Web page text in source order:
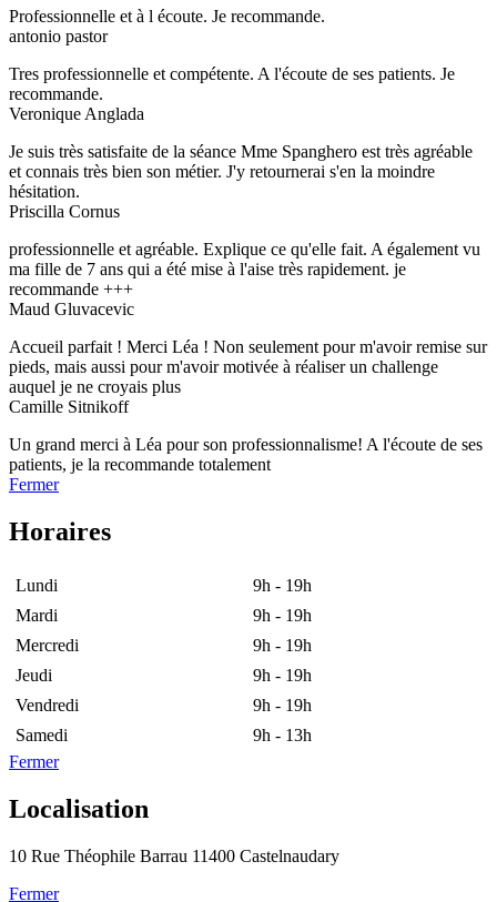
Professionnelle et à l écoute. Je recommande.
antonio pastor
Tres professionnelle et compétente. A l'écoute de ses patients. Je
recommande.
Veronique Anglada
Je suis très satisfaite de la séance Mme Spanghero est très agréable
et connais très bien son métier. J'y retournerai s'en la moindre
hésitation.
Priscilla Cornus
professionnelle et agréable. Explique ce qu'elle fait. A également vu
ma fille de 7 ans qui a été mise à l'aise très rapidement. je
recommande +++
Maud Gluvacevic
Accueil parfait ! Merci Léa ! Non seulement pour m'avoir remise sur
pieds, mais aussi pour m'avoir motivée à réaliser un challenge
auquel je ne croyais plus
Camille Sitnikoff
Un grand merci à Léa pour son professionnalisme! A l'écoute de ses
patients, je la recommande totalement
Fermer
Horaires
Lundi
9h - 19h
Mardi
9h - 19h
Mercredi
9h - 19h
Jeudi
9h - 19h
Vendredi
9h - 19h
Samedi
9h - 13h
Fermer
Localisation
10 Rue Théophile Barrau 11400 Castelnaudary
Fermer